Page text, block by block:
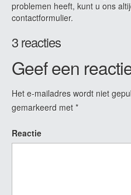
problemen heeft, kunt u ons
contactformulier.
3 reacties
Geef een
Het e-mailadres wordt niet
gemarkeerd met *
Reactie